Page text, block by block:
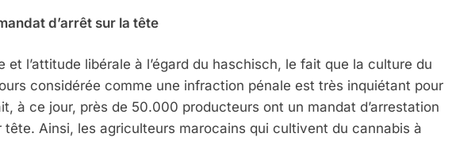
d’arrêt sur la tête
et l’attitude libérale à l’égard du haschisch, le fait que la culture du
considérée comme une infraction pénale est très inquiétant pour
à ce jour, près de 50.000 producteurs ont un mandat d’arrestation
tête. Ainsi, les agriculteurs marocains qui cultivent du cannabis à